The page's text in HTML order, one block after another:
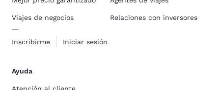
Viajes de negocios
Inscribirme Iniciar sesión
Relaciones con inversores
Ayuda